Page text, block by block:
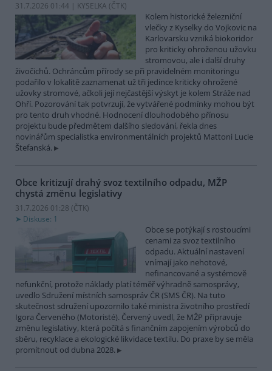
31.7.2026 01:44 | KYSELKA (ČTK)
Kolem historické železniční
vlečky z Kyselky do Vojkovic na
Karlovarsku vzniká biokoridor
pro kriticky ohroženou užovku
stromovou, ale i další druhy
živočichů. Ochráncům přírody se při pravidelném monitoringu
podařilo v lokalitě zaznamenat už tři jedince kriticky ohrožené
užovky stromové, ačkoli její nejčastější výskyt je kolem Stráže nad
Ohří. Pozorování tak potvrzují, že vytvářené podmínky mohou být
pro tento druh vhodné. Hodnocení dlouhodobého přínosu
projektu bude předmětem dalšího sledování, řekla dnes
novinářům specialistka environmentálních projektů Mattoni Lucie
Štefanská.
Obce kritizují drahý svoz textilního odpadu, MŽP
chystá změnu legislativy
31.7.2026 01:28 (ČTK)
Diskuse: 1
Obce se potýkají s rostoucími
cenami za svoz textilního
odpadu. Aktuální nastavení
vnímají jako nehotové,
nefinancované a systémově
nefunkční, protože náklady platí téměř výhradně samosprávy,
uvedlo Sdružení místních samospráv ČR (SMS ČR). Na tuto
skutečnost sdružení upozornilo také ministra životního prostředí
Igora Červeného (Motoristé). Červený uvedl, že MŽP připravuje
změnu legislativy, která počítá s finančním zapojením výrobců do
sběru, recyklace a ekologické likvidace textilu. Do praxe by se měla
promítnout od dubna 2028.